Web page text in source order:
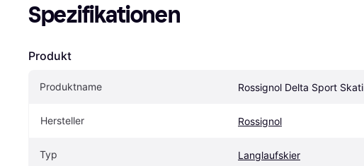
Spezifikationen
Produkt
Produktname Rossignol Delta Sport
Hersteller Rossignol
Typ Langlaufskier